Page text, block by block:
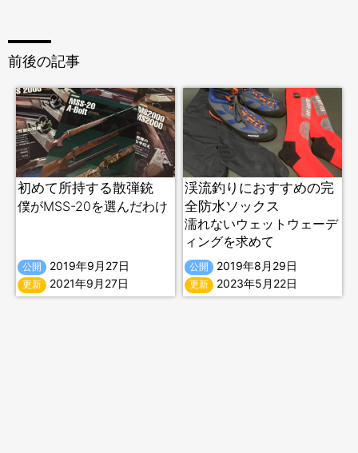
前後の記事
初めて所持する散弾銃
僕がMSS-20を選んだわけ
公開 2019年9月27日
更新 2021年9月27日
渓流釣りにおすすめの完
全防水ソックス
濡れないウェットウェーデ
ィングを求めて
公開 2019年8月29日
更新 2023年5月22日